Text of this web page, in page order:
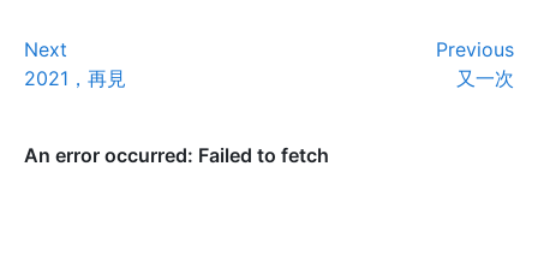
Next
2021，再見
Previous
又一次